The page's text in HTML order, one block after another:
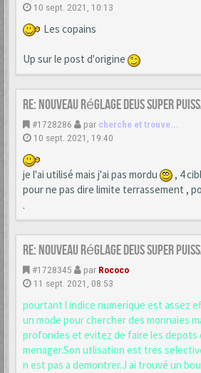
10 sept. 2021, 10:13
Les copains
Up sur le post d'origine
Re: Nouveau réglage Deus super
#1728286 par cherche et trouve...
10 sept. 2021, 19:40
je l'ai utilisé mais j'ai pas mordu
, 4
pour ne pas dire limite terrassement ,
.
Re: Nouveau réglage Deus super
#1728345 par Rococo
11 sept. 2021, 08:53
pourtant l indice numerique est assez
un mode pour chercher des monnaies
profondes et evitez de faire les depots
menager.Son utlisation est tres
n est pas a demontrer.J ai trouvé un